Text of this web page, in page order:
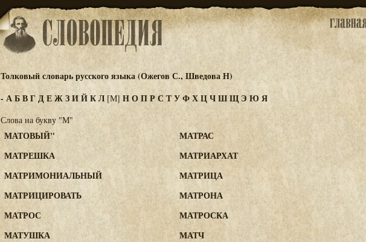
Толковый словарь русского языка (Ожегов С., Шведова Н)
-АБВГДЕЖЗИЙКЛ [М] НОПРСТУФХЦЧШЩЭ Ю Я
Слова на букву "М"
МАТОВЫЙ"
МАТРАС
МАТРЕШКА
МАТРИАРХАТ
МАТРИМОНИАЛЬНЫЙ
МАТРИЦА
МАТРИЦИРОВАТЬ
МАТРОНА
МАТРОС
МАТРОСКА
МАТУШКА
МАТЧ